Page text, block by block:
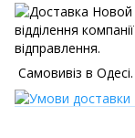
відділення компанії
відправлення.
Самовивіз в Одесі.